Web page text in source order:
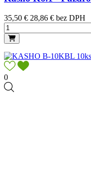
Cena
35,50 € 28,86 € bez DPH
0